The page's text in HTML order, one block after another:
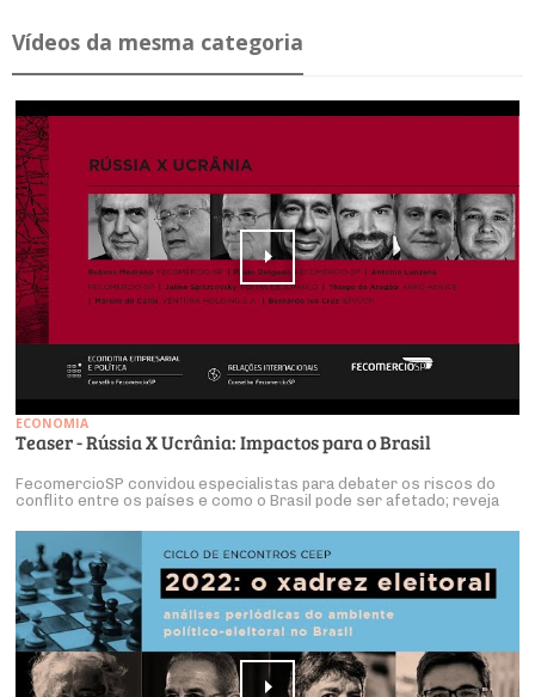
Ví­deos da mesma ca­te­goria
ECONOMIA
Teaser - Rússia X Ucrânia: Impactos para o Brasil
FecomercioSP convidou especialistas para debater os riscos do
conflito entre os países e como o Brasil pode ser afetado; reveja